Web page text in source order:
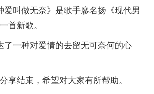
爱叫做无奈》是歌手廖名扬《现代男
首新歌。
了一种对爱情的去留无可奈何的心
享结束，希望对大家有所帮助。